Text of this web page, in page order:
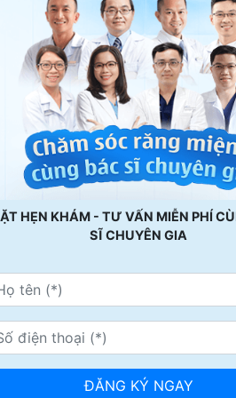
HẸN KHÁM - TƯ VẤN MIỄN PHÍ
SĨ CHUYÊN GIA